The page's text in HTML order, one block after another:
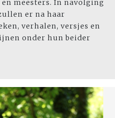
meesters. In navolging
er na haar
verhalen, versjes en
onder hun beider